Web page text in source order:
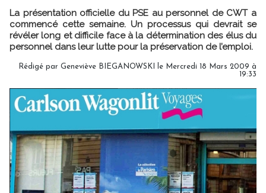
La présentation officielle du PSE au personnel de CWT a
commencé cette semaine. Un processus qui devrait se
révéler long et difficile face à la détermination des élus du
personnel dans leur lutte pour la préservation de l’emploi.
Rédigé par Geneviève BIEGANOWSKI le Mercredi 18 Mars 2009 à
19:33